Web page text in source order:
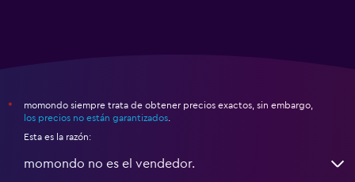
*
momondo siempre trata de obtener precios exactos, sin embargo,
los precios no están garantizados
Esta es la razón:
momondo no es el vendedor.